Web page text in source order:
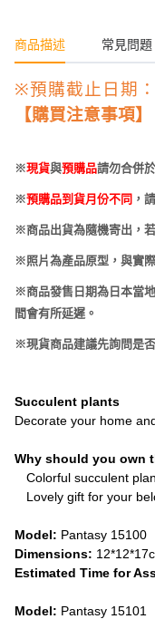
商品描述 常見問題
※預購截止日期
【購買注意事項】
※現貨與預購品請勿合併
※預購品到貨月份不同 ，
※商品出貨為隨機寄出，
※照片為產品原型，與實
※商品發售日期為日本當
間會有所延遲。
※現貨商品建議先詢問是
Succulent plants
Decorate your home
Why should you own
Colorful succulent
Lovely gift for your
Model: Pantasy 15100
Dimensions:
Estimated Time for
Model: Pantasy 15101